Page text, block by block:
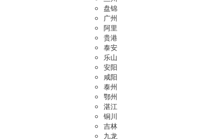
盘锦
广州
阿里
贵港
泰安
乐山
安阳
咸阳
泰州
鄂州
湛江
铜川
吉林
九龙